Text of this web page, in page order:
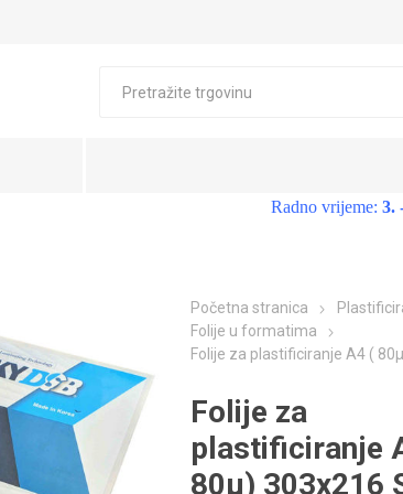
Radno vrijeme: 3.
Početna stranica
Folije u formatima
Folije za plastificiranje A4 (
Folije za
plastificiranje
80µ) 303x216